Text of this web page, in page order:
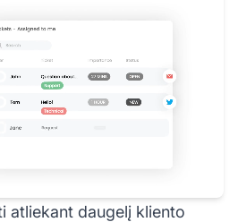
atliekant daugelį kliento